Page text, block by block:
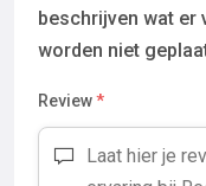
beschrijven wat er
worden niet
Review*